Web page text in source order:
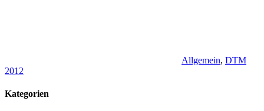
Allgemein, DTM
2012
Kategorien